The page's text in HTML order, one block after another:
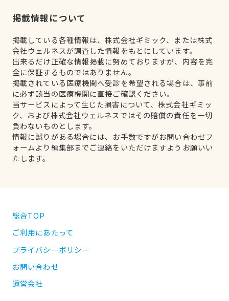
掲載情報について
掲載している各種情報は、株式会社ギミック、または株式
会社ウェルネスが調査した情報をもとにしています。
出来るだけ正確な情報掲載に努めておりますが、内容を完
全に保証するものではありません。
掲載されている医療機関へ受診を希望される場合は、事前
に必ず該当の医療機関に直接ご確認ください。
当サービスによって生じた損害について、株式会社ギミッ
ク、および株式会社ウェルネスではその賠償の責任を一切
負わないものとします。
情報に誤りがある場合には、お手数ですがお問い合わせフ
ォームより編集部までご連絡をいただけますようお願いい
たします。
総合TOP
ご利用にあたって
プライバシーポリシー
お問い合わせ
運営会社